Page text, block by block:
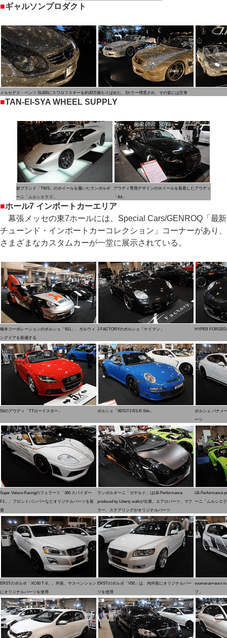
■ギャルソンプロダクト
メルセデス・ベンツ SL600にスワロフスキーを約30万個ちりばめた。2カラー用意され、その姿には圧巻
■TAN-EI-SYA WHEEL SUPPLY
新ブランド「TWS」のホイールを履いたランボルギ
ーニ「ムルシエラゴ」
アウディ専用デザインのホイールを装着したアウディ
「A4」
■ホール7 インポートカーエリア
幕張メッセの東7ホールには、Special Cars/GENROQ「最新
チューンド・インポートカーコレクション」コーナーがあり、
さまざまなカスタムカーが一堂に展示されている。
橋本コーポレーションのポルシェ「911」、ガルウィ
ングドアを装備する
J FACTORYのポルシェ「ケイマン」 HYPER
5Xのアウディ「TTロードスター」 ポルシェ「997GT3 RS.R Sifo」
ポルシェ パナメ
ーツ
Super Veloce Racingのフェラーリ「360 スパイダー
F1」、フロントバンパーなどオリジナルパーツを装
着
ランボルギーニ「ガヤルド」はLB-Performance
produced by Liberty walkが出展。エアロパーツ、マフ
ラー、ステアリングがオリジナルパーツ
LB-Performance
ーニ「ムルシエ
ERSTのボルボ「XC60 T-6」。外装、サスペンション
にオリジナルパーツを使用
ERSTのボルボ「V50」は、内外装にオリジナルパー
ツを使用
voomeran×euro
フ」